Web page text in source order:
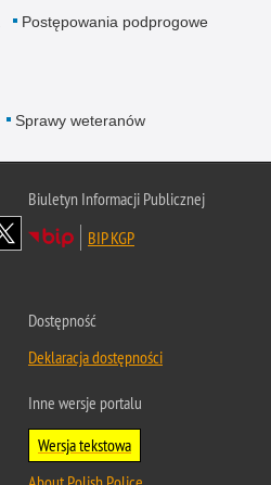
Postępowania podprogowe
Sprawy weteranów
Biuletyn Informacji Publicznej
BIP KGP
Dostępność
Deklaracja dostępności
Inne wersje portalu
Wersja tekstowa